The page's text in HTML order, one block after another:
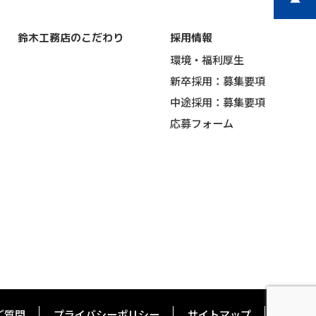
鈴木工務店のこだわり 採用情報
環境・福利厚生
新卒採用：募集要項
中途採用：募集要項
応募フォーム